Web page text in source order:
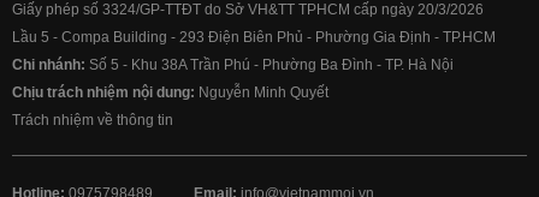
Giấy phép số 3324/GP-TTĐT do Sở VH&TT TPHCM cấp ngày 20/3/2026
Lầu 5 - Compa Building - 293 Điện Biên Phủ - Phường Gia Định - TP.HCM
Chi nhánh: Số 5 - Khu 38A Trần Phú - Phường Ba Đình - TP. Hà Nội
Chịu trách nhiệm nội dung: Nguyễn Minh Quyết
Trách nhiệm về thông tin
Hotline: 0975798489 Email: info@vietnammoi.vn